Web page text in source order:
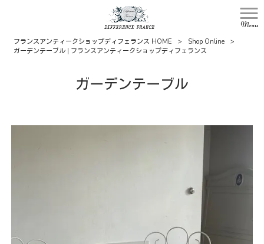
Menu
フランスアンティークショップディフェランス HOME > Shop Online
>
ガーデンテーブル | フランスアンティークショップディフェランス
ガーデンテーブル